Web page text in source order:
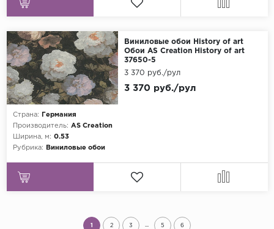
Виниловые обои History of art
Обои AS Creation History of art
37650-5
Страна:
Германия
Производитель: AS Creation
Ширина, м: 0.53
Рубрика:
Виниловые обои
3 370 руб./рул
3 370 руб./рул
1 2 3 5 6